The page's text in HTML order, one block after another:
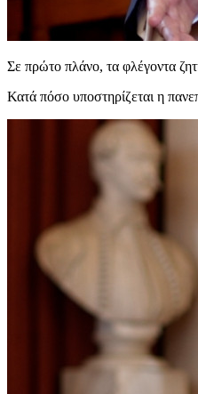
Σε πρώτο πλάνο, τα φλέγοντα
Κατά πόσο υποστηρίζεται η